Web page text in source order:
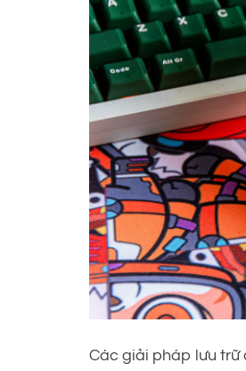
Các giải pháp lưu trữ